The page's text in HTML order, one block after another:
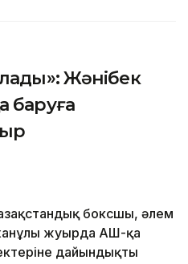
Жәнібек
баруға
боксшы, әлем
жуырда АҚШ-қа
дайындықты